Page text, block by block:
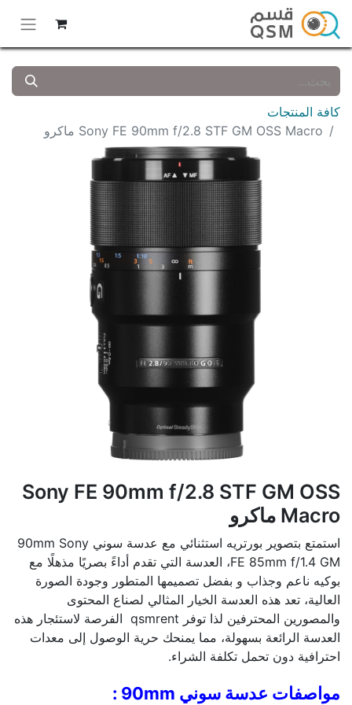
كافة المنتجات
Sony FE 90mm f/2.8 STF GM OSS Macro ماكرو
Sony FE 90mm f/2.8 STF GM OSS
Macro ماكرو
استمتع بتصوير بورتريه استثنائي مع عدسة سوني 90mm Sony
FE 85mm f/1.4 GM، العدسة التي تقدم أداءً بصريًا مذهلًا مع
بوكيه ناعم وجذاب و بفضل تصميمها المتطور وجودة الصورة
العالية، تعد هذه العدسة الخيار المثالي لصناع المحتوى
والمصورين المحترفين لذا توفر qsmrent الفرصة لاستئجار هذه
العدسة الرائعة بسهولة، مما يمنحك حرية الوصول إلى معدات
احترافية دون تحمل تكلفة الشراء.
مواصفات عدسة سوني 90mm :